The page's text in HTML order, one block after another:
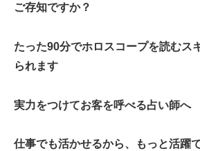
ご存知ですか？
たった90分でホロスコープを読むス
られます
実力をつけてお客を呼べる占い師へ
仕事でも活かせるから、もっと活躍